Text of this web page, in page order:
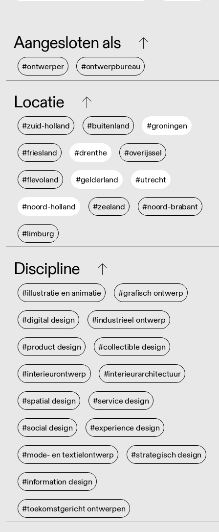
Aangesloten als
#ontwerper #ontwerpbureau
Locatie
#zuid-holland #buitenland #groningen
#friesland #drenthe #overijssel
#flevoland #gelderland #utrecht
#noord-holland #zeeland #noord-brabant
#limburg
Discipline
#illustratie en animatie #grafisch ontwerp
#digital design #industrieel ontwerp
#product design #collectible design
#interieurontwerp #interieurarchitectuur
#spatial design #service design
#social design #experience design
#mode- en textielontwerp #strategisch design
#information design
#toekomstgericht ontwerpen